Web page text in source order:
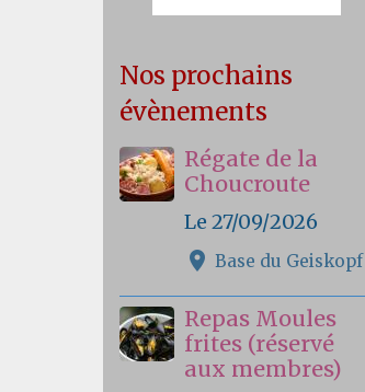
Nos prochains
évènements
Régate de la
Choucroute
Le 27/09/2026
Base du Geiskopf
Repas Moules
frites (réservé
aux membres)